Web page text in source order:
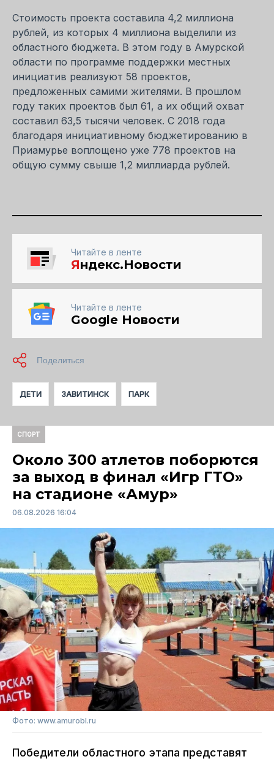
Стоимость проекта составила 4,2 миллиона
рублей, из которых 4 миллиона выделили из
областного бюджета. В этом году в Амурской
области по программе поддержки местных
инициатив реализуют 58 проектов,
предложенных самими жителями. В прошлом
году таких проектов был 61, а их общий охват
составил 63,5 тысячи человек. С 2018 года
благодаря инициативному бюджетированию в
Приамурье воплощено уже 778 проектов на
общую сумму свыше 1,2 миллиарда рублей.
Читайте в ленте
Яндекс.Новости
Читайте в ленте
Google Новости
ДЕТИ ЗАВИТИНСК ПАРК
СПОРТ
Около 300 атлетов поборются
за выход в финал «Игр ГТО»
на стадионе «Амур»
06.08.2026 16:04
Фото: www.amurobl.ru
Победители областного этапа представят